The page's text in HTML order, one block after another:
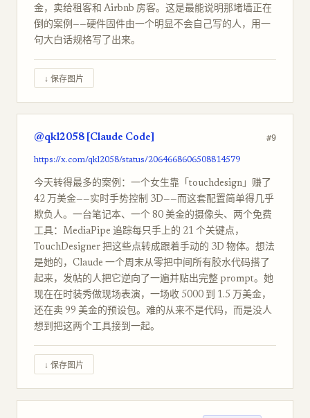
金，卖给租客和 Airbnb 房客。这是最能说明那堵墙正在
倒的案例——硬件固件由一个明显不会自己写的人，用一
句大白话规格写了出来。
↓ 保存图片
@qkl2058 [Claude Code] #9
https://x.com/qkl2058/status/2064668606508814579
今天转得最多的案例：一个女生靠「touchdesign」赚了
42 万美金——实时手势控制 3D——而这套配置简单得几乎
欺负人。一台笔记本、一个 80 美金的摄像头、两个免费
工具：MediaPipe 追踪每只手上的 21 个关键点，
TouchDesigner 把这些点转成跟着手动的 3D 物体。想法
是她的，Claude 一个周末从零把中间所有胶水代码搭了
起来，发帖的人把它逆向了一遍并贴出完整 prompt。她
现在在时装秀做现场表演，一场收 5000 到 1.5 万美金，
还在卖 99 美金的预设包。难的从来不是代码，而是没人
想到把这两个工具接到一起。
↓ 保存图片